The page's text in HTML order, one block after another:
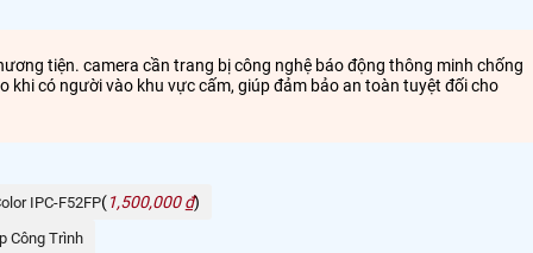
tiện. camera cần trang bị công nghệ báo động thông minh chống
có người vào khu vực cấm, giúp đảm bảo an toàn tuyệt đối cho
IPC-F52FP(1,500,000 ₫)
Công Trình